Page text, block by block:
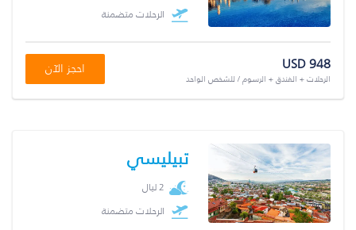
الرحلات متضمنة
USD 948
الرحلات + الفندق + الرسوم / للشخص الواحد
احجز الآن
تبيليسي
2 ليال
الرحلات متضمنة